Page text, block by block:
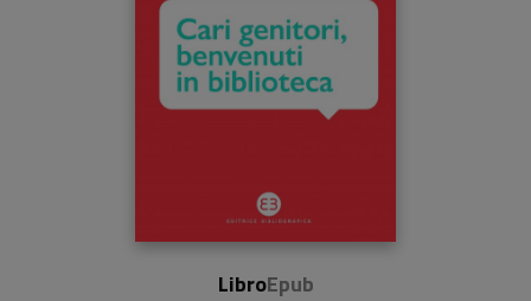
LibroEpub